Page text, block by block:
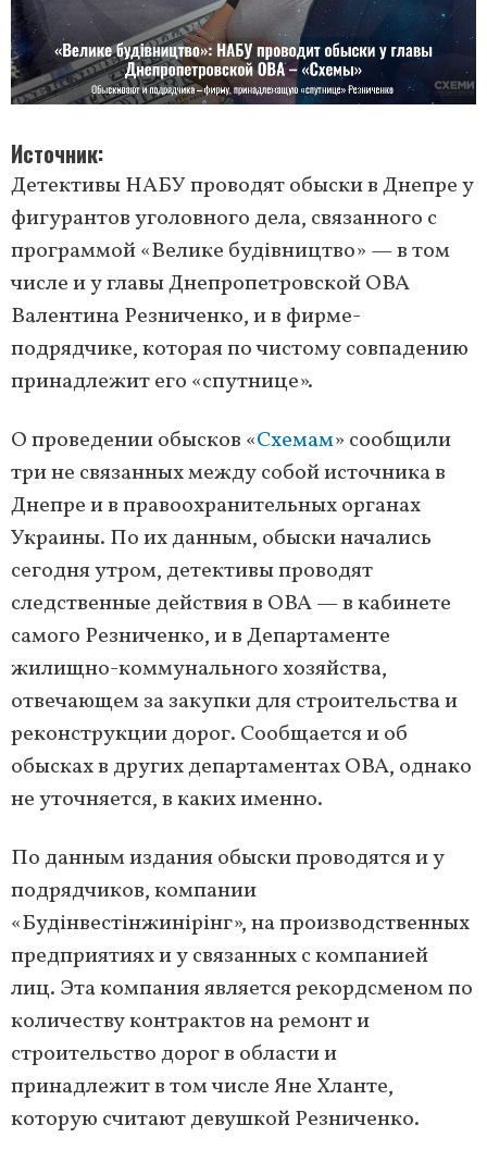
Источник
Детективы НАБУ проводят обыски в Днепре у
фигурантов уголовного дела, связанного с
программой «Велике будівництво» — в том
числе и у главы Днепропетровской ОВА
Валентина Резниченко, и в фирме-
подрядчике, которая по чистому совпадению
принадлежит его «спутнице».
О проведении обысков «Схемам» сообщили
три не связанных между собой источника в
Днепре и в правоохранительных органах
Украины. По их данным, обыски начались
сегодня утром, детективы проводят
следственные действия в ОВА — в кабинете
самого Резниченко, и в Департаменте
жилищно-коммунального хозяйства,
отвечающем за закупки для строительства и
реконструкции дорог. Сообщается и об
обысках в других департаментах ОВА, однако
не уточняется, в каких именно.
По данным издания обыски проводятся и у
подрядчиков, компании
«Будінвестінжинірінг», на производственных
предприятиях и у связанных с компанией
лиц. Эта компания является рекордсменом по
количеству контрактов на ремонт и
строительство дорог в области и
принадлежит в том числе Яне Хланте,
которую считают девушкой Резниченко.